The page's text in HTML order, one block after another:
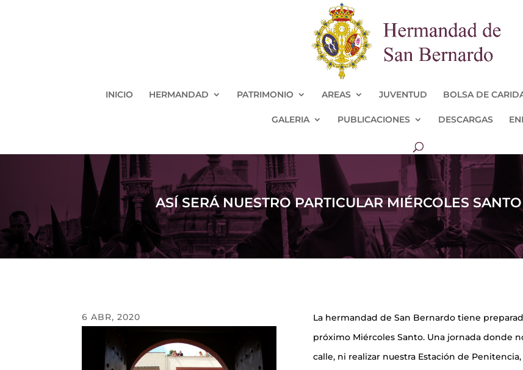
INICIO HERMANDAD PATRIMONIO AREAS JUVENTUD BOLSA DE
GALERIA PUBLICACIONES DESCARGAS
ASÍ SERÁ NUESTRO PARTICULAR MIÉRCOLES
6 ABR, 2020
La hermandad de San Bernardo tiene
próximo Miércoles Santo. Una jornada donde
calle, ni realizar nuestra Estación de